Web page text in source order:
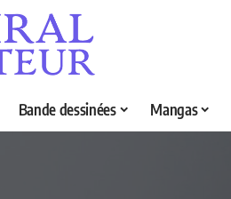
Bande dessinées Mangas